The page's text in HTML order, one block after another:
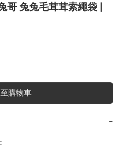
兔兔毛茸茸索繩袋 |
購物車
−